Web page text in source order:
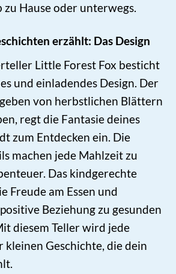
zu Hause oder unterwegs.
erzählt: Das Design
Little Forest Fox besticht
und einladendes Design. Der
von herbstlichen Blättern
regt die Fantasie deines
zum Entdecken ein. Die
machen jede Mahlzeit zu
Das kindgerechte
Freude am Essen und
Beziehung zu gesunden
diesem Teller wird jede
kleinen Geschichte, die dein